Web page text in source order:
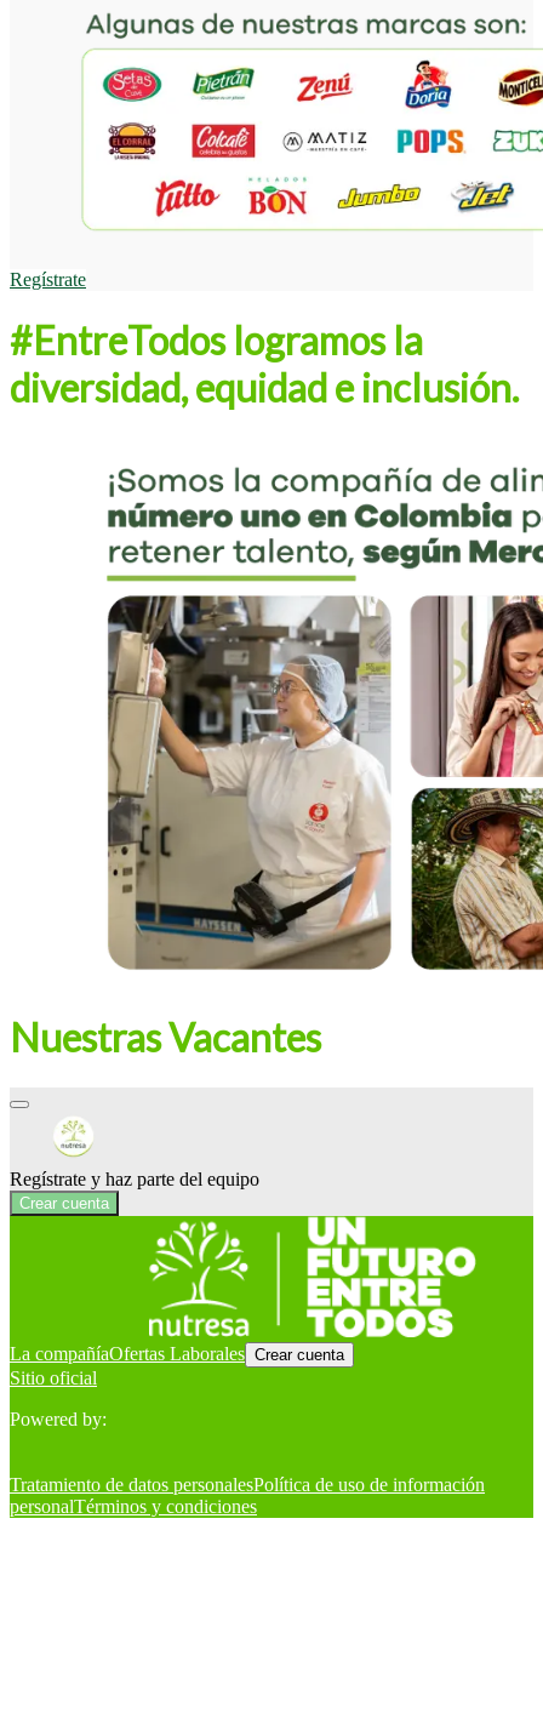
Regístrate
#EntreTodos logramos la
diversidad, equidad e inclusión.
Nuestras Vacantes
Regístrate y haz parte del equipo
Crear cuenta
La compañíaOfertas Laborales Crear cuenta
Sitio oficial
Powered by:
Tratamiento de datos personalesPolítica de uso de información
personalTérminos y condiciones